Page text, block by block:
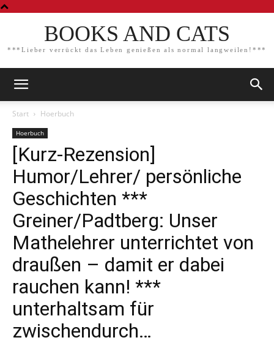
BOOKS AND CATS
***Lieber verrückt das Leben genießen als normal langweilen!***
Start Hoerbuch
Hoerbuch
[Kurz-Rezension]
Humor/Lehrer/ persönliche
Geschichten ***
Greiner/Padtberg: Unser
Mathelehrer unterrichtet von
draußen – damit er dabei
rauchen kann! ***
unterhaltsam für
zwischendurch…